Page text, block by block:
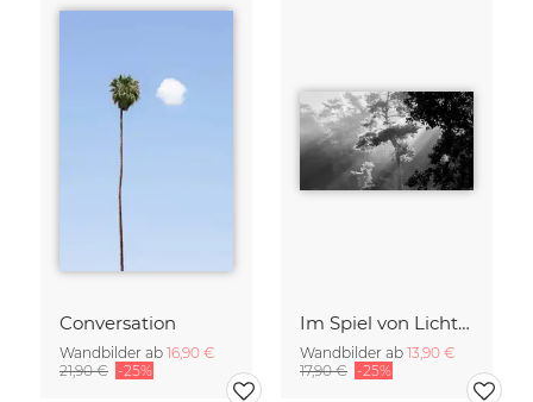
Conversation
Wandbilder ab 16,90 €
21,90 € -25%
Im Spiel von Licht und Schatten
Wandbilder ab 13,90 €
17,90 € -25%